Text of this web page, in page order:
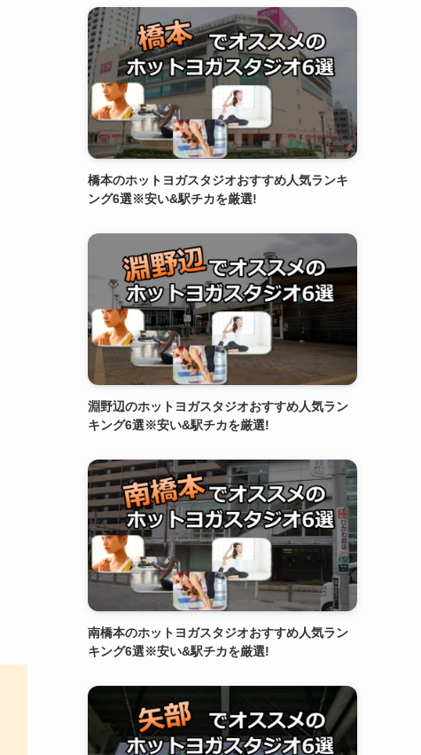
橋本のホットヨガスタジオおすすめ人気ランキ
ング6選※安い&駅チカを厳選!
淵野辺のホットヨガスタジオおすすめ人気ラン
キング6選※安い&駅チカを厳選!
南橋本のホットヨガスタジオおすすめ人気ラン
キング6選※安い&駅チカを厳選!